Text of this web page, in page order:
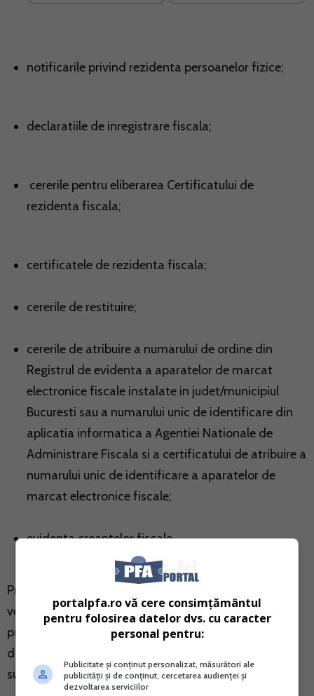
notificarile privind rezidenta persoanelor fizice;
declaratiile de inregistrare fiscala;
cererile pentru eliberarea Certificatului de
rezidenta fiscala;
certificatele de rezidenta fiscala;
cererile de restituire;
cererile de atribuire a numarului de ordine din
Registrul de evidenta a aparatelor de marcat
electronice fiscale instalate in judet/municipiul
Bucuresti sau a numarului unic de identificare din
aplicatia informatica a Agentiei Nationale de
Administrare Fiscala si a certificatului de atribuire a
numarului unic de identificare a aparatelor de
marcat electronice fiscale;
evidenta creantelor fiscale.
Prin SPV persoanele fizice vor avea posibilitatea sa
verifice corectitudinea prelucrarii Declaratiei unice
privind impozitul pe venit si contributiile sociale
datorate de persoanele fizice, pe care au depus-o pe
suport de hartie.
portalpfa.ro vă cere consimțământul
pentru folosirea datelor dvs. cu caracter
personal pentru:
Publicitate și conținut personalizat, măsurători ale
publicității și de conținut, cercetarea audienței și
dezvoltarea serviciilor